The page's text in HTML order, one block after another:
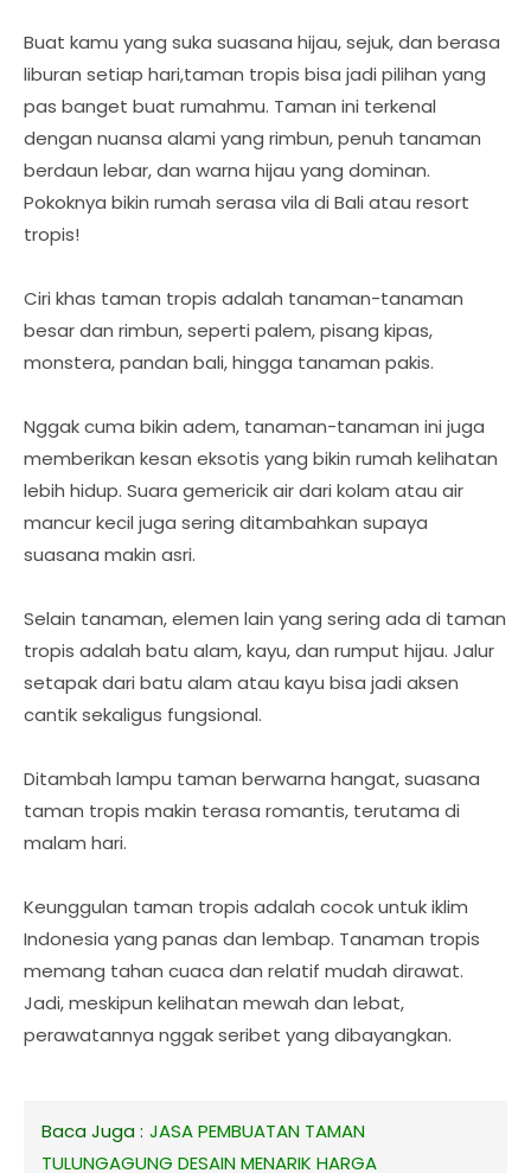
Buat kamu yang suka suasana hijau, sejuk, dan berasa
liburan setiap hari,taman tropis bisa jadi pilihan yang
pas banget buat rumahmu. Taman ini terkenal
dengan nuansa alami yang rimbun, penuh tanaman
berdaun lebar, dan warna hijau yang dominan.
Pokoknya bikin rumah serasa vila di Bali atau resort
tropis!
Ciri khas taman tropis adalah tanaman-tanaman
besar dan rimbun, seperti palem, pisang kipas,
monstera, pandan bali, hingga tanaman pakis.
Nggak cuma bikin adem, tanaman-tanaman ini juga
memberikan kesan eksotis yang bikin rumah kelihatan
lebih hidup. Suara gemericik air dari kolam atau air
mancur kecil juga sering ditambahkan supaya
suasana makin asri.
Selain tanaman, elemen lain yang sering ada di taman
tropis adalah batu alam, kayu, dan rumput hijau. Jalur
setapak dari batu alam atau kayu bisa jadi aksen
cantik sekaligus fungsional.
Ditambah lampu taman berwarna hangat, suasana
taman tropis makin terasa romantis, terutama di
malam hari.
Keunggulan taman tropis adalah cocok untuk iklim
Indonesia yang panas dan lembap. Tanaman tropis
memang tahan cuaca dan relatif mudah dirawat.
Jadi, meskipun kelihatan mewah dan lebat,
perawatannya nggak seribet yang dibayangkan.
Baca Juga : JASA PEMBUATAN TAMAN
TULUNGAGUNG DESAIN MENARIK HARGA